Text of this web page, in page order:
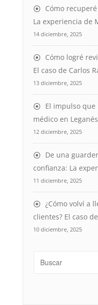
Cómo
La experiencia de
14 diciembre, 2025
Cómo logré
El caso de Carlos
13 diciembre, 2025
El impulso
médico en
12 diciembre, 2025
De una
confianza: La
11 diciembre, 2025
¿Cómo volví a
clientes? El caso
10 diciembre, 2025